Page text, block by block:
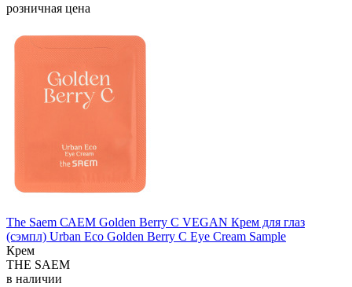
розничная цена
The Saem САЕМ Golden Berry C VEGAN Крем для глаз
(сэмпл) Urban Eco Golden Berry C Eye Cream Sample
Крем
THE SAEM
в наличии